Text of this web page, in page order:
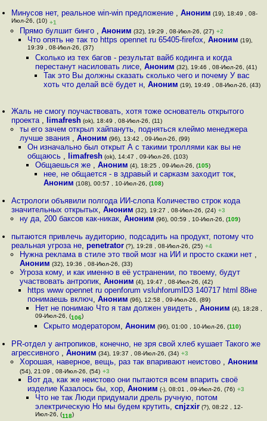
Минусов нет, реальное win-win предложение ,Аноним (19), 18:49 , 08-
Июл-26, (10) +1
Прямо булшит бинго , Аноним (32), 19:29 , 08-Июл-26, (27) +2
Что опять не так то https opennet ru 65405-firefox, Аноним (19),
19:39 , 08-Июл-26, (37)
Сколько из тех багов - результат вайб кодинга и когда
перестанут насиловать лисе,Аноним (32), 19:46 , 08-Июл-26, (41)
Так это Вы должны сказать сколько чего и почему У вас
хоть что делай всё будет н, Аноним (19), 19:49 , 08-Июл-26, (43)
Жаль не смогу поучаствовать, хотя тоже основатель открытого
проекта , limafresh (ok), 18:49 , 08-Июл-26, (11)
ты его зачем открыл хайпануть, подняться клеймо менеджера
лучше звания , Аноним (96), 13:42 , 09-Июл-26, (99)
Он изначально был открыт А с такими троллями как вы не
общаюсь , limafresh(ok), 14:47 , 09-Июл-26, (103)
Общаешься же ,Аноним (4), 18:25 , 09-Июл-26, (105)
нее, не общается - в здравый и сарказм заходит ток,
Аноним (108), 00:57 , 10-Июл-26, (108)
Астрологи объявили полгода ИИ-слопа Количество строк кода
значительных открытых,Аноним (32), 19:27 , 08-Июл-26, (24) +3
ну да, 200 баксов как-никак, Аноним (96), 00:59 , 10-Июл-26, (109)
пытаются привлечь аудиторию, подсадить на продукт, потому что
реальная угроза не,penetrator (?), 19:28 , 08-Июл-26, (25) +4
Нужна реклама в стиле это твой мозг на ИИ и просто скажи нет ,
Аноним (32), 19:36 , 08-Июл-26, (33)
Угроза кому, и как именно в её устранении, по твоему, будут
участвовать антропик, Аноним (4), 19:47 , 08-Июл-26, (42)
https www opennet ru openforum vsluhforumID3 140717 html 88не
понимаешь включ, Аноним (96), 12:58 , 09-Июл-26, (89)
Нет не понимаю Что я там должен увидеть ,Аноним (4), 18:28 ,
09-Июл-26, (106)
Скрыто модератором, Аноним (96), 01:00 , 10-Июл-26, (110)
PR-отдел у антропиков, конечно, не зря свой хлеб кушает Такого же
агрессивного ,Аноним (34), 19:37 , 08-Июл-26, (34) +3
Хорошая, наверное, вещь, раз так впаривают неистово , Аноним
(54), 21:09 , 08-Июл-26, (54) +3
Вот да, как же неистово они пытаются всем впарить своё
изделие Казалось бы, хор, Аноним (-), 08:01 , 09-Июл-26, (76) +3
Что не так Люди придумали дрель ручную, потом
электрическую Но мы будем крутить,cnjzxir (?), 08:22 , 12-
Июл-26, (118)